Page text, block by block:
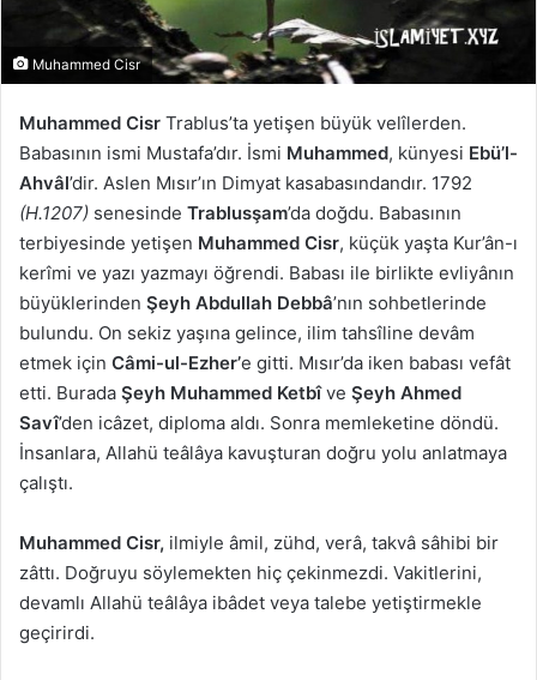
Muhammed Cisr
Muhammed Cisr Trablus’ta yetişen büyük velîlerden.
Babasının ismi Mustafa’dır. İsmi Muhammed, künyesi Ebü’l-
Ahvâl’dir. Aslen Mısır’ın Dimyat kasabasındandır. 1792
(H.1207) senesinde Trablusşam’da doğdu. Babasının
terbiyesinde yetişen Muhammed Cisr, küçük yaşta Kur’ân-ı
kerîmi ve yazı yazmayı öğrendi. Babası ile birlikte evliyânın
büyüklerinden Şeyh Abdullah Debbâ’nın sohbetlerinde
bulundu. On sekiz yaşına gelince, ilim tahsîline devâm
etmek için Câmi-ul-Ezher’e gitti. Mısır’da iken babası vefât
etti. Burada Şeyh Muhammed Ketbîve Şeyh Ahmed
Savî’den icâzet, diploma aldı. Sonra memleketine döndü.
İnsanlara, Allahü teâlâya kavuşturan doğru yolu anlatmaya
çalıştı.
Muhammed Cisr, ilmiyle âmil, zühd, verâ, takvâ sâhibi bir
zâttı. Doğruyu söylemekten hiç çekinmezdi. Vakitlerini,
devamlı Allahü teâlâya ibâdet veya talebe yetiştirmekle
geçirirdi.